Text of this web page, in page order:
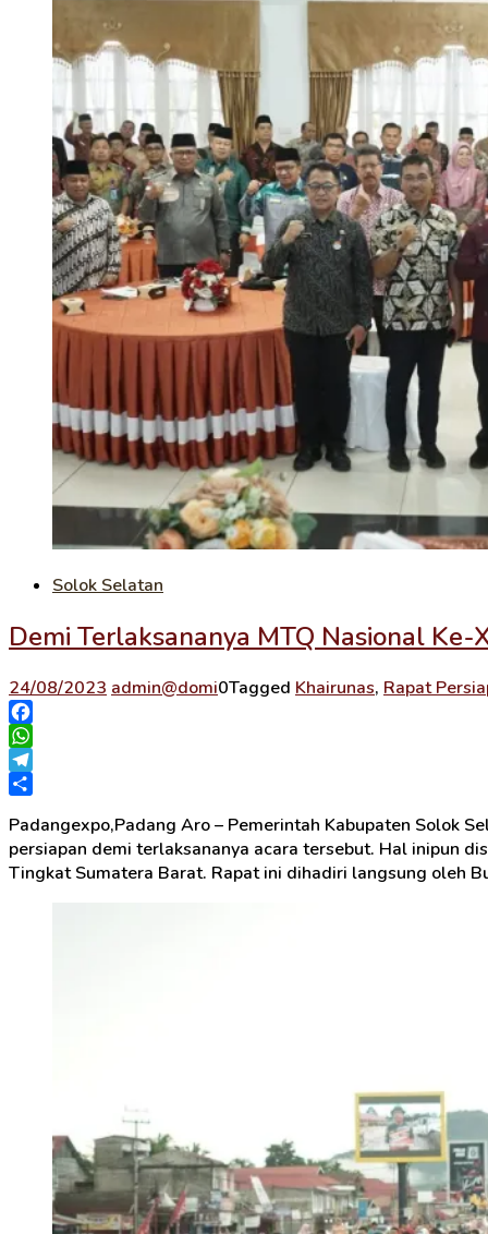
Solok Selatan
Demi Terlaksananya MTQ Nasional
24/08/2023 admin@domi0Tagged Khairunas, Rapat
Facebook
WhatsApp
Telegram
Padangexpo,Padang Aro – Pemerintah Kabupaten Solok
persiapan demi terlaksananya acara tersebut. Hal inipun
Tingkat Sumatera Barat. Rapat ini dihadiri langsung oleh